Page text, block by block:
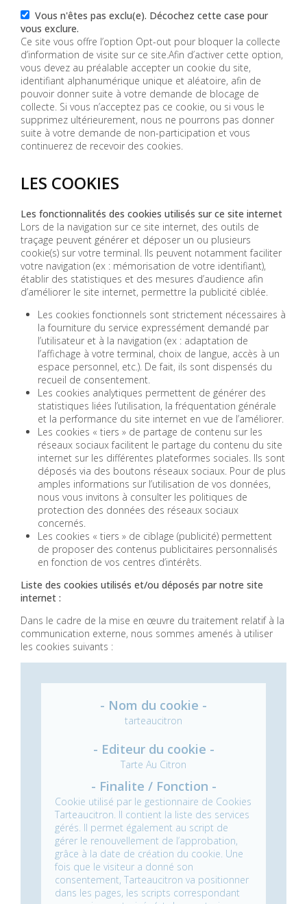
Vous n'êtes pas exclu(e). Décochez cette case pour
vous exclure.
Ce site vous offre l’option Opt-out pour bloquer la collecte
d’information de visite sur ce site.Afin d’activer cette option,
vous devez au préalable accepter un cookie du site,
identifiant alphanumérique unique et aléatoire, afin de
pouvoir donner suite à votre demande de blocage de
collecte. Si vous n’acceptez pas ce cookie, ou si vous le
supprimez ultérieurement, nous ne pourrons pas donner
suite à votre demande de non-participation et vous
continuerez de recevoir des cookies.
LES COOKIES
Les fonctionnalités des cookies utilisés sur ce site internet
Lors de la navigation sur ce site internet, des outils de
traçage peuvent générer et déposer un ou plusieurs
cookie(s) sur votre terminal. Ils peuvent notamment faciliter
votre navigation (ex : mémorisation de votre identifiant),
établir des statistiques et des mesures d’audience afin
d’améliorer le site internet, permettre la publicité ciblée.
Les cookies fonctionnels sont strictement nécessaires à
la fourniture du service expressément demandé par
l’utilisateur et à la navigation (ex : adaptation de
l’affichage à votre terminal, choix de langue, accès à un
espace personnel, etc.). De fait, ils sont dispensés du
recueil de consentement.
Les cookies analytiques permettent de générer des
statistiques liées l’utilisation, la fréquentation générale
et la performance du site internet en vue de l’améliorer.
Les cookies « tiers » de partage de contenu sur les
réseaux sociaux facilitent le partage du contenu du site
internet sur les différentes plateformes sociales. Ils sont
déposés via des boutons réseaux sociaux. Pour de plus
amples informations sur l’utilisation de vos données,
nous vous invitons à consulter les politiques de
protection des données des réseaux sociaux
concernés.
Les cookies « tiers » de ciblage (publicité) permettent
de proposer des contenus publicitaires personnalisés
en fonction de vos centres d’intérêts.
Liste des cookies utilisés et/ou déposés par notre site
internet :
Dans le cadre de la mise en œuvre du traitement relatif à la
communication externe, nous sommes amenés à utiliser
les cookies suivants :
tarteaucitron
Tarte Au Citron
Cookie utilisé par le gestionnaire de Cookies
Tarteaucitron. Il contient la liste des services
gérés. Il permet également au script de
gérer le renouvellement de l’approbation,
grâce à la date de création du cookie. Une
fois que le visiteur a donné son
consentement, Tarteaucitron va positionner
dans les pages, les scripts correspondant